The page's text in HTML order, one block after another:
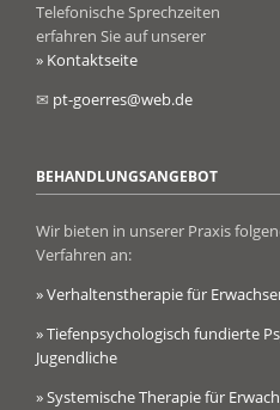
Telefonische Sprechzeiten
erfahren Sie auf unserer
» Kontaktseite
✉ pt-goerres@web.de
BEHANDLUNGSANGEBOT
Wir bieten in unserer Praxis
Verfahren an:
» Verhaltenstherapie für
» Tiefenpsychologisch fundierte
Jugendliche
» Systemische Therapie für